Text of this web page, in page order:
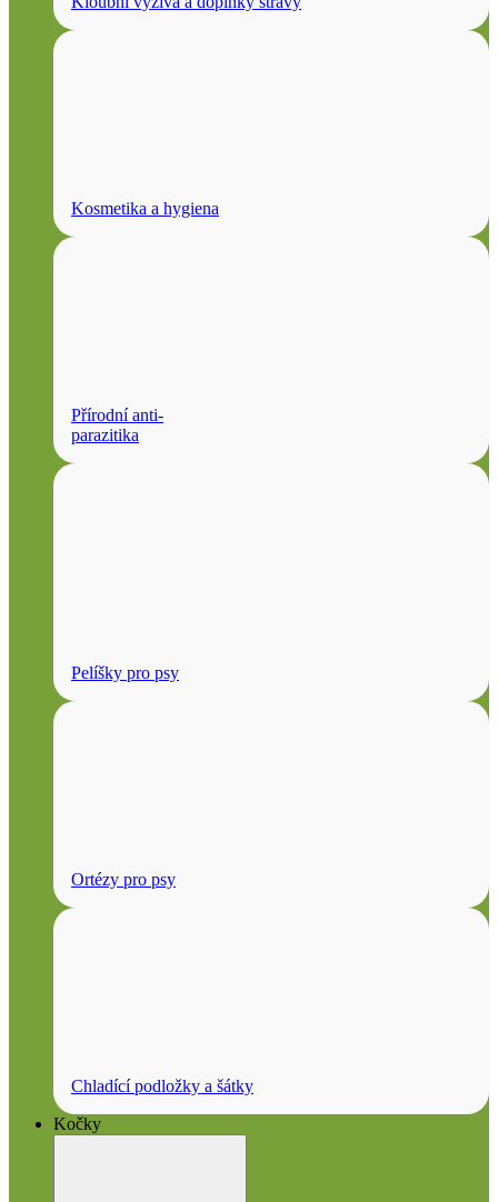
Kosmetika a hygiena
Přírodní anti-
parazitika
Pelíšky pro psy
Ortézy pro psy
Chladící podložky a šátky
Kočky